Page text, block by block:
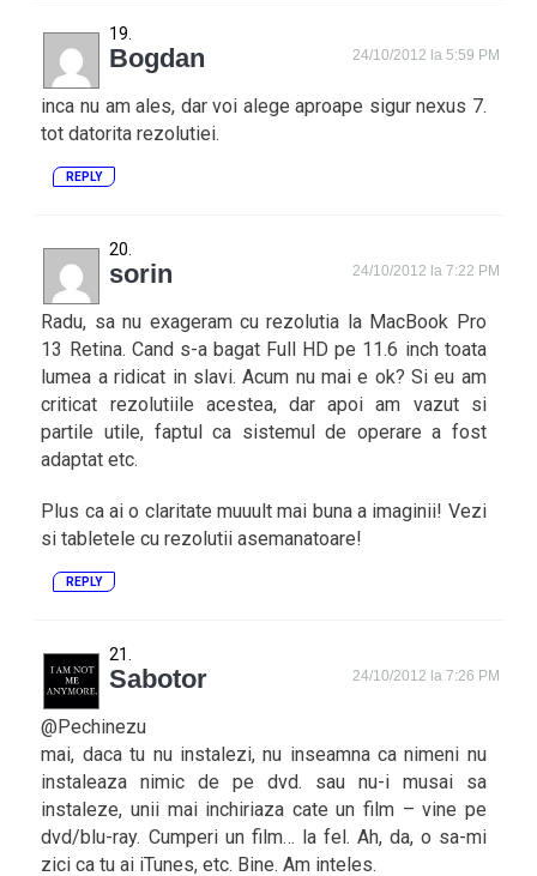
Bogdan 24/10/2012 la 5:59 PM
inca nu am ales, dar voi alege aproape sigur nexus 7.
tot datorita rezolutiei.
REPLY
sorin 24/10/2012 la 7:22 PM
Radu, sa nu exageram cu rezolutia la MacBook Pro
13 Retina. Cand s-a bagat Full HD pe 11.6 inch toata
lumea a ridicat in slavi. Acum nu mai e ok? Si eu am
criticat rezolutiile acestea, dar apoi am vazut si
partile utile, faptul ca sistemul de operare a fost
adaptat etc.
Plus ca ai o claritate muuult mai buna a imaginii! Vezi
si tabletele cu rezolutii asemanatoare!
REPLY
Sabotor 24/10/2012 la 7:26 PM
@Pechinezu
mai, daca tu nu instalezi, nu inseamna ca nimeni nu
instaleaza nimic de pe dvd. sau nu-i musai sa
instaleze, unii mai inchiriaza cate un film – vine pe
dvd/blu-ray. Cumperi un film… la fel. Ah, da, o sa-mi
zici ca tu ai iTunes, etc. Bine. Am inteles.